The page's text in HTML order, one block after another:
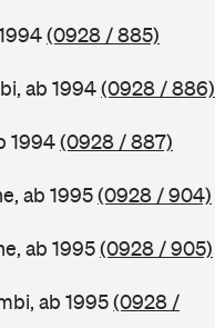
(0928 / 885)
ab 1994(0928 / 886)
1994(0928 / 887)
ab 1995(0928 / 904)
ab 1995(0928 / 905)
ab 1995(0928 /